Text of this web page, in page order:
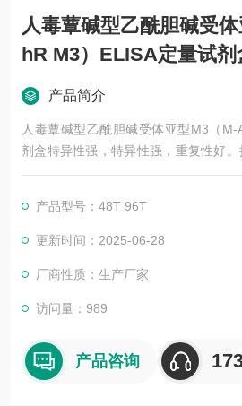
人毒蕈碱型乙酰胆碱受
hR M3）ELISA定量试
产品简介
人毒蕈碱型乙酰胆碱受体亚型M3（M-
剂盒特异性强，特异性强，重复性好。
试剂盒的好与否，靠的不仅是广告，
试剂盒，全程有技术指导，是各大高
合作共赢。
产品型号：48T 96T
更新时间：2025-06-28
厂商性质：生产厂家
访问量：989
产品咨询